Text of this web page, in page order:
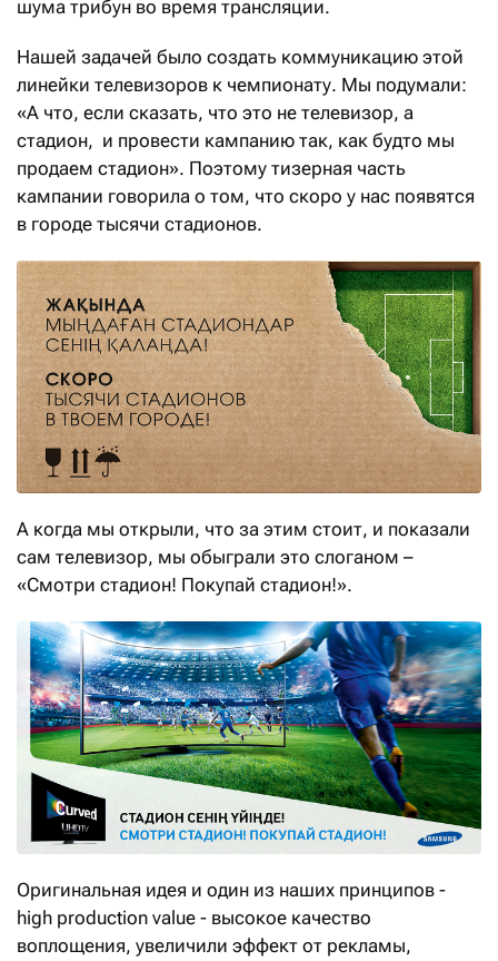
шума трибун во время трансляции.
Нашей задачей было создать коммуникацию этой
линейки телевизоров к чемпионату. Мы подумали:
«А что, если сказать, что это не телевизор, а
стадион, и провести кампанию так, как будто мы
продаем стадион». Поэтому тизерная часть
кампании говорила о том, что скоро у нас появятся
в городе тысячи стадионов.
А когда мы открыли, что за этим стоит, и показали
сам телевизор, мы обыграли это слоганом –
«Смотри стадион! Покупай стадион!».
Оригинальная идея и один из наших принципов -
high production value - высокое качество
воплощения, увеличили эффект от рекламы,